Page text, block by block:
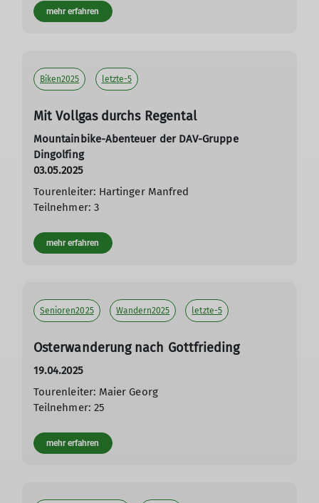
mehr erfahren
Biken2025 letzte-5
Mit Vollgas durchs Regental
Mountainbike-Abenteuer der DAV-Gruppe
Dingolfing
03.05.2025
Tourenleiter: Hartinger Manfred
Teilnehmer: 3
mehr erfahren
Senioren2025 Wandern2025 letzte-5
Osterwanderung nach Gottfrieding
19.04.2025
Tourenleiter: Maier Georg
Teilnehmer: 25
mehr erfahren